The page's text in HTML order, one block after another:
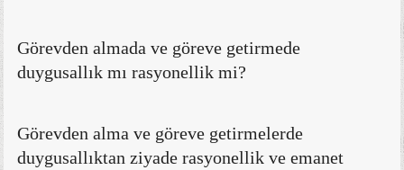
Görevden almada ve göreve getirmede
duygusallık mı rasyonellik mi?
Görevden alma ve göreve getirmelerde
duygusallıktan ziyade rasyonellik ve emanet